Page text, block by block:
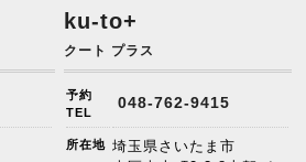
ku-to+
クート プラス
予約
TEL
048-762-9415
所在地 埼玉県さいたま市